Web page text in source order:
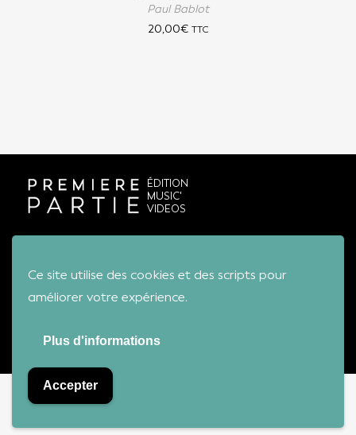
Ce site utilise des cookies et des scripts pour
améliorer votre expérience.
Plus d'informations
Accepter
Paul Bablot
20,00€ TTC
ÉDITION
MUSIC'
VIDEOS
Conditions générales de vente
Bienvenue sur notre boutique !